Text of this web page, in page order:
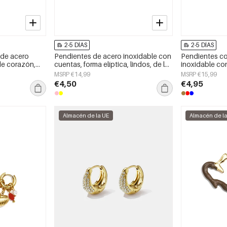
acero
corazón,
Simple,
2-5 DÍAS
Pendientes de acero inoxidable con
cuentas, forma elíptica, lindos, de la
serie Daily Simple, joyería para mujer
MSRP €14,99
€4,50
2-5 DÍAS
Pendientes
inoxidable
Daily Simple,
MSRP €15,99
€4,95
Almacén de la UE Almacén de